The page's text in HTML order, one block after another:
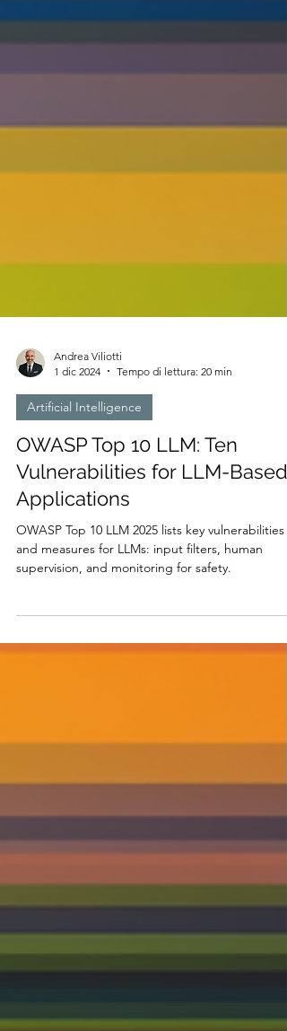
Andrea Viliotti
1 dic 2024
Tempo di lettura: 20 min
Artificial Intelligence
OWASP Top 10 LLM: Ten
Vulnerabilities for LLM-Based
Applications
OWASP Top 10 LLM 2025 lists key vulnerabilities